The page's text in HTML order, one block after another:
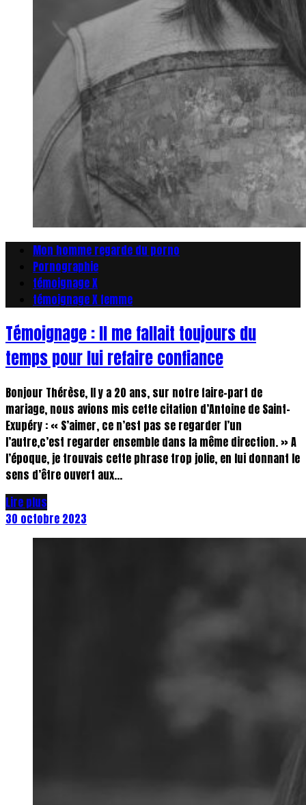
Mon homme regarde du porno
Pornographie
témoignage X
témoignage X femme
Témoignage : Il me fallait toujours du
temps pour lui refaire confiance
Bonjour Thérèse, Il y a 20 ans, sur notre faire-part de
mariage, nous avions mis cette citation d’Antoine de Saint-
Exupéry : « S’aimer, ce n’est pas se regarder l’un
l’autre,c’est regarder ensemble dans la même direction. » A
l’époque, je trouvais cette phrase trop jolie, en lui donnant le
sens d’être ouvert aux...
Lire plus
30 octobre 2023